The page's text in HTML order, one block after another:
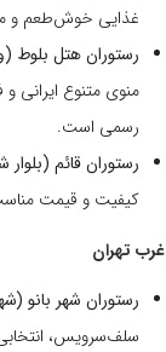
غذایی خوش‌طعم و
رستوران هتل بلوط
منوی متنوع ایرانی
رسمی است.
رستوران قائم
کیفیت و قیمت
غرب تهران
رستوران شهر بانو
سلف‌سرویس،